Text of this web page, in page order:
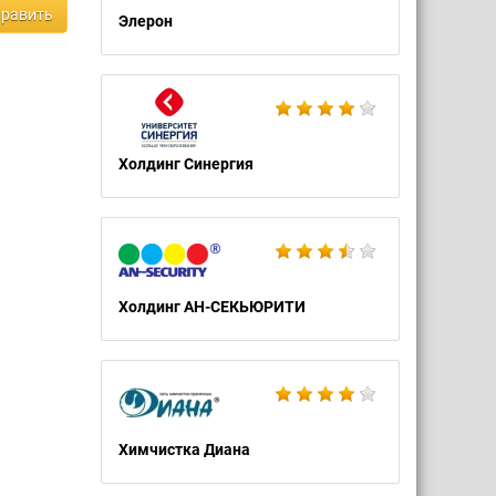
Элерон
Холдинг Синергия
Холдинг АН-СЕКЬЮРИТИ
Химчистка Диана